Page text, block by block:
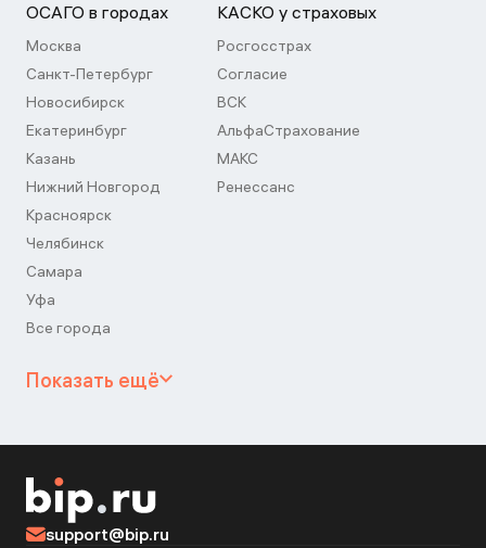
ОСАГО в городах
Москва
Санкт-Петербург
Новосибирск
Екатеринбург
Казань
Нижний Новгород
Красноярск
Челябинск
Самара
Уфа
Все города
КАСКО у страховых
Росгосстрах
Согласие
ВСК
АльфаСтрахование
МАКС
Ренессанс
Показать ещё
support@bip.ru